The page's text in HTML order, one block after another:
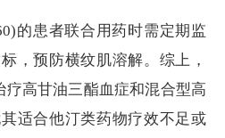
的患者联合用药时需定期监
，预防横纹肌溶解。综上，
疗高甘油三酯血症和混合型高
适合他汀类药物疗效不足或